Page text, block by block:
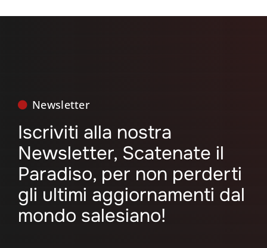
Newsletter
Iscriviti alla nostra
Newsletter, Scatenate il
Paradiso, per non perderti
gli ultimi aggiornamenti dal
mondo salesiano!